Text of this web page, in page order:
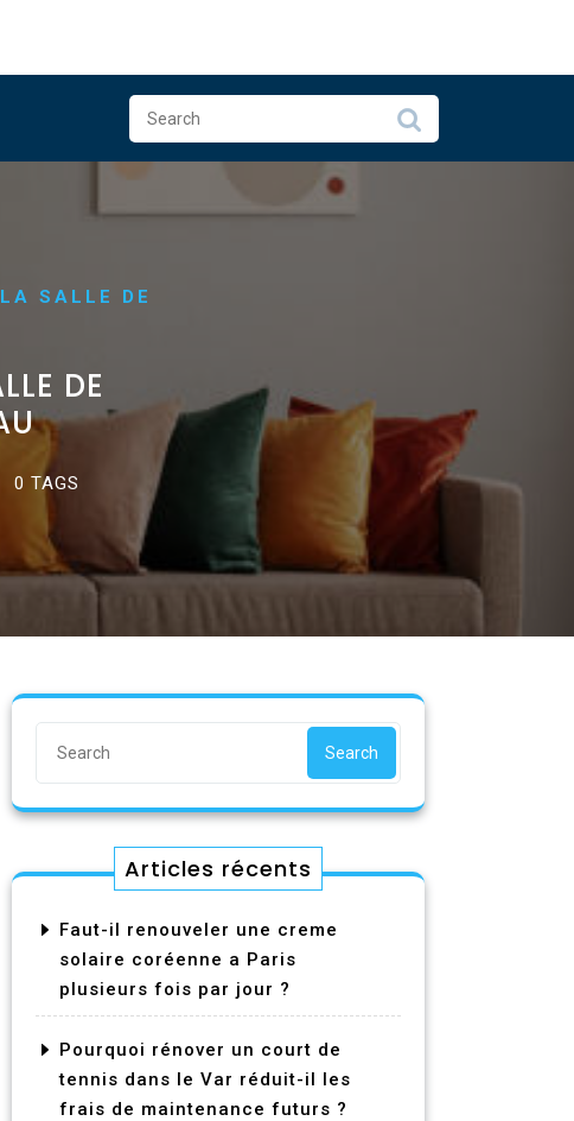
SALLE DE
DE
0 TAGS
Search
Articles récents
Faut-il renouveler une creme
solaire coréenne a Paris
plusieurs fois par jour ?
Pourquoi rénover un court de
tennis dans le Var réduit-il les
frais de maintenance futurs ?